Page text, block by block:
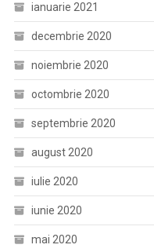
ianuarie 2021
decembrie 2020
noiembrie 2020
octombrie 2020
septembrie 2020
august 2020
iulie 2020
iunie 2020
mai 2020